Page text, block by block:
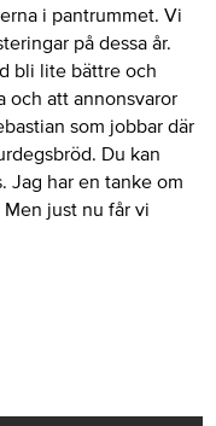
i pantrummet. Vi
på dessa år.
bli lite bättre och
och att annonsvaror
som jobbar där
Du kan
Jag har en tanke om
just nu får vi